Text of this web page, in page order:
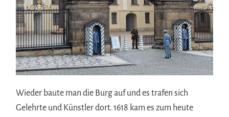
Wieder baute man die Burg auf und es trafen sich
Gelehrte und Künstler dort. 1618 kam es zum heute